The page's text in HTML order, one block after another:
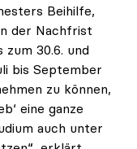
Beihilfe,
der Nachfrist
30.6. und
bis September
zu können,
eine ganze
auch unter